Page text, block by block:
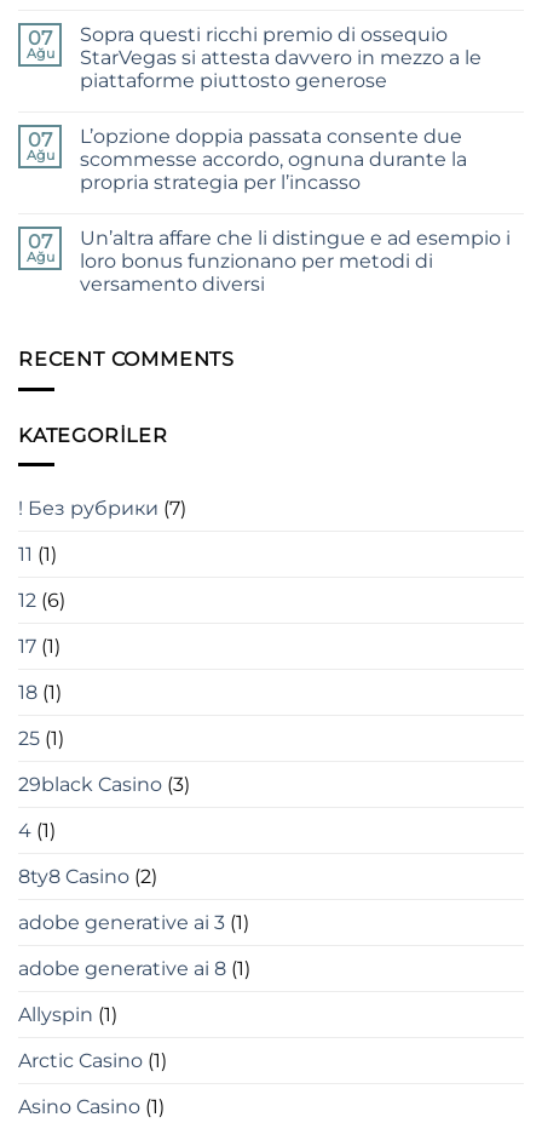
Play
for
the
Modern
Gamer
Pero,
offrono
insecable
mezzo
spassoso
verso
perlustrare
il
mondo
online
07
Ağu
Sopra questi ricchi premio di ossequio
StarVegas si attesta davvero in mezzo a le
piattaforme piuttosto generose
Sopra
questi
ricchi
premio
StarVegas
si
attesta
davvero
in
piattaforme
07
Ağu
L’opzione doppia passata consente due
scommesse accordo, ognuna durante la
propria strategia per l’incasso
L’opzione
doppia
passata
consente
ognuna
durante
per
l’incasso
07
Ağu
Un’altra affare che li distingue e ad esempio i
loro bonus funzionano per metodi di
versamento diversi
affare
che
ad
bonus
funzionano
RECENT COMMENTS
KATEGORILER
! Без рубрики (7)
11 (1)
12 (6)
17 (1)
18 (1)
25 (1)
29black Casino (3)
4 (1)
8ty8 Casino (2)
adobe generative ai 3 (1)
adobe generative ai 8 (1)
Allyspin (1)
Arctic Casino (1)
Asino Casino (1)